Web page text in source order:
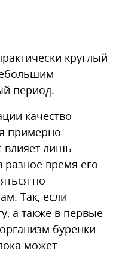
круглый
период.
качество
примерно
влияет лишь
время его
по
Так, если
а также в первые
буренки
может